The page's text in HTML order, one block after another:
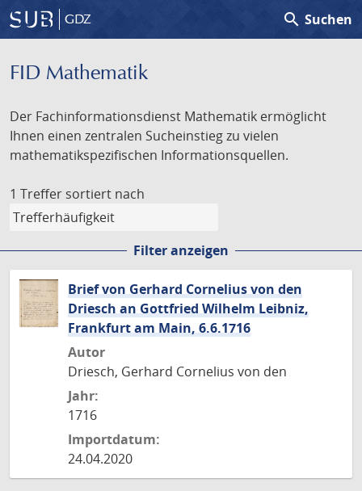
GDZ search Suchen
FID Mathematik
Der Fachinformationsdienst Mathematik ermöglicht
Ihnen einen zentralen Sucheinstieg zu vielen
mathematikspezifischen Informationsquellen.
1 Treffer sortiert nach
Filter anzeigen
Brief von Gerhard Cornelius von den
Driesch an Gottfried Wilhelm Leibniz,
Frankfurt am Main, 6.6.1716
Autor
Driesch, Gerhard Cornelius von den
Jahr:
1716
Importdatum:
24.04.2020